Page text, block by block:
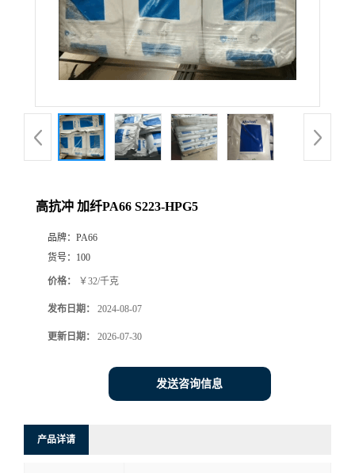
高抗冲 加纤PA66 S223-HPG5
品牌： PA66
货号： 100
价格： ￥32/千克
发布日期： 2024-08-07
更新日期： 2026-07-30
发送咨询信息
产品详请